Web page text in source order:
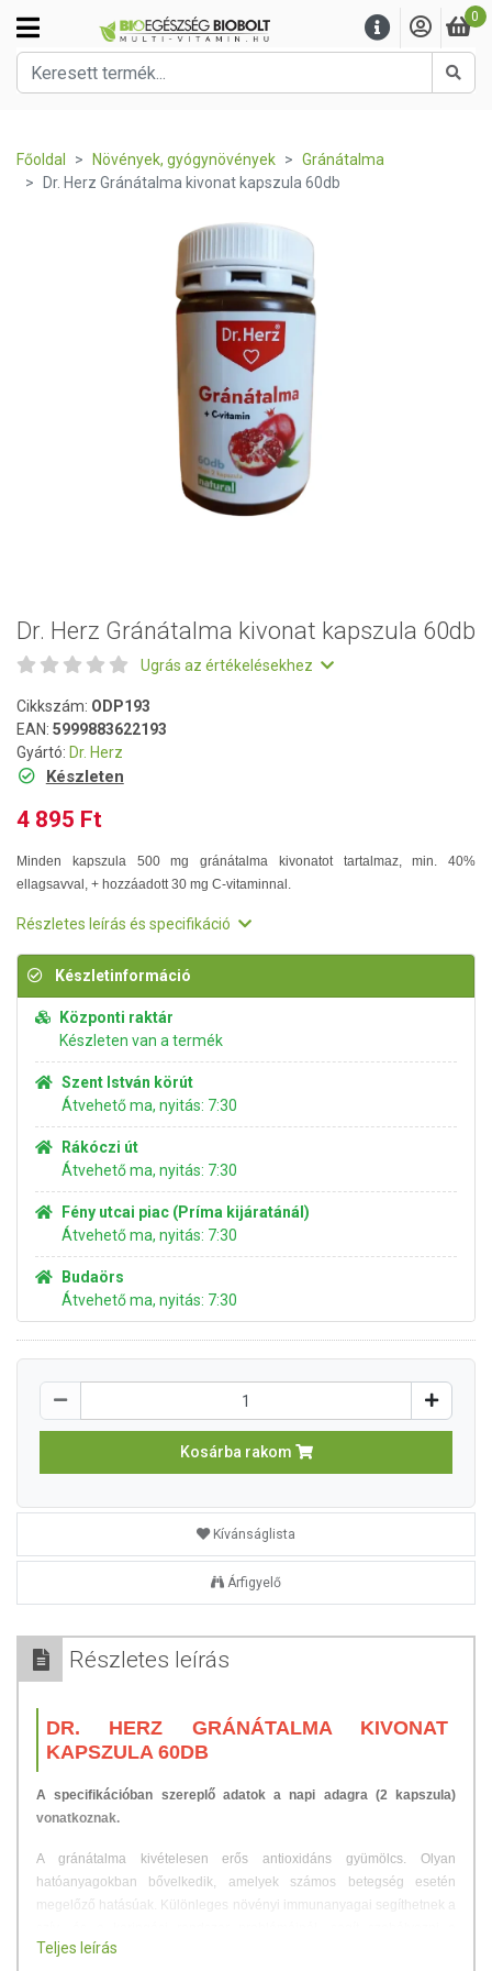
0
Főoldal Növények, gyógynövények
Gránátalma
Dr. Herz Gránátalma kivonat kapszula 60db
Dr. Herz Gránátalma kivonat kapszula 60db
Ugrás az értékelésekhez
Cikkszám: ODP193
EAN: 5999883622193
Gyártó: Dr. Herz
Készleten
4 895 Ft
Minden kapszula 500 mg gránátalma kivonatot tartalmaz, min. 40%
ellagsavval, + hozzáadott 30 mg C-vitaminnal.
Részletes leírás és specifikáció
Készletinformáció
Központi raktár
Készleten van a termék
Szent István körút
Átvehető ma, nyitás: 7:30
Rákóczi út
Átvehető ma, nyitás: 7:30
Fény utcai piac (Príma kijáratánál)
Átvehető ma, nyitás: 7:30
Budaörs
Átvehető ma, nyitás: 7:30
Kosárba rakom
Kívánságlista
Árfigyelő
Részletes leírás
DR. HERZ GRÁNÁTALMA KIVONAT
KAPSZULA 60DB
A specifikációban szereplő adatok a napi adagra (2 kapszula)
vonatkoznak.
A gránátalma kivételesen erős antioxidáns gyümölcs. Olyan
hatóanyagokban bővelkedik, amelyek számos betegség esetén
megelőző hatásúak. Különleges növényi immunanyagai segíthetnek a
hormonháztartást, és megszépítik a bőrt.
Teljes leírás